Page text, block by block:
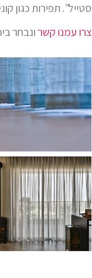
סטייל". תפירות כגון
צרו עמנו קשרונבחר